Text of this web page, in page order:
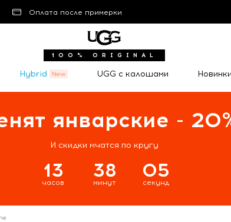
Оплата после примерки
100% ORIGINAL
Hybrid UGG с калошами Новинки
январские -
И скидки мчатся по кругу
13
часов
38
минут
05
секунд